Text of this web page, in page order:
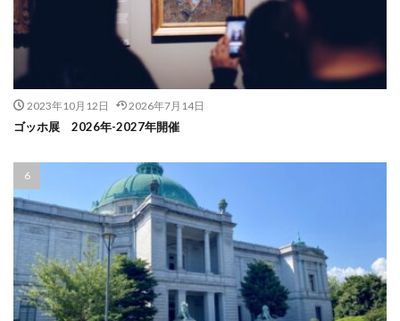
2023年10月12日 2026年7月14日
ゴッホ展 2026年-2027年開催